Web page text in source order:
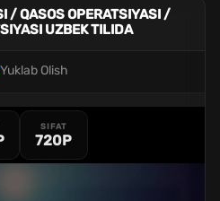
/ QASOS OPERATSIYASI /
UZBEK TILIDA
Yuklab Olish
SIFAT
720P